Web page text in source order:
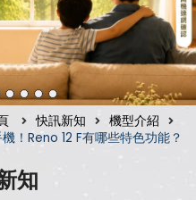
快訊新知
機型介紹
！Reno 12 F有哪些特色功能？
知